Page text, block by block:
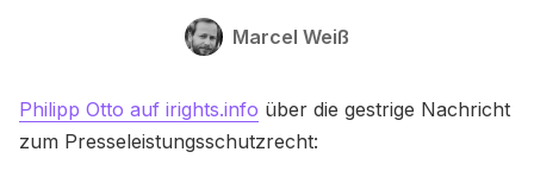
Marcel Weiß
Philipp Otto auf irights.info über die gestrige Nachricht
zum Presseleistungsschutzrecht: